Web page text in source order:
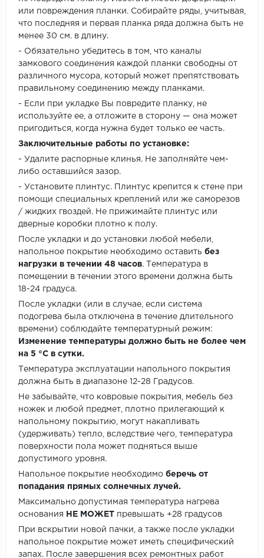
или повреждения планки. Собирайте ряды, учитывая,
что последняя и первая планка ряда должна быть не
менее 30 см. в длину.
- Обязательно убедитесь в том, что каналы
замкового соединения каждой планки свободны от
различного мусора, который может препятствовать
правильному соединению между планками.
- Если при укладке Вы повредите планку, не
используйте ее, а отложите в сторону — она может
пригодиться, когда нужна будет только ее часть.
Заключительные работы по установке:
- Удалите распорные клинья. Не заполняйте чем-
либо оставшийся зазор.
- Установите плинтус. Плинтус крепится к стене при
помощи специальных креплений или же саморезов
/ жидких гвоздей. Не прижимайте плинтус или
дверные коробки плотно к полу.
После укладки и до установки любой мебели,
напольное покрытие необходимо оставить без
нагрузки в течении 48 часов. Температура в
помещении в течении этого времени должна быть
18-24 градуса.
После укладки (или в случае, если система
подогрева была отключена в течение длительного
времени) соблюдайте температурный режим:
Изменение температуры должно быть не более чем
на 5 °C в сутки.
Температура эксплуатации напольного покрытия
должна быть в диапазоне 12-28 Градусов.
Не забывайте, что ковровые покрытия, мебель без
ножек и любой предмет, плотно прилегающий к
напольному покрытию, могут накапливать
(удерживать) тепло, вследствие чего, температура
поверхности пола может подняться выше
допустимого уровня.
Напольное покрытие необходимо беречь от
попадания прямых солнечных лучей.
Максимально допустимая температура нагрева
основания
НЕ МОЖЕТ превышать +28 градусов
При вскрытии новой пачки, а также после укладки
напольное покрытие может иметь специфический
запах. После завершения всех ремонтных работ